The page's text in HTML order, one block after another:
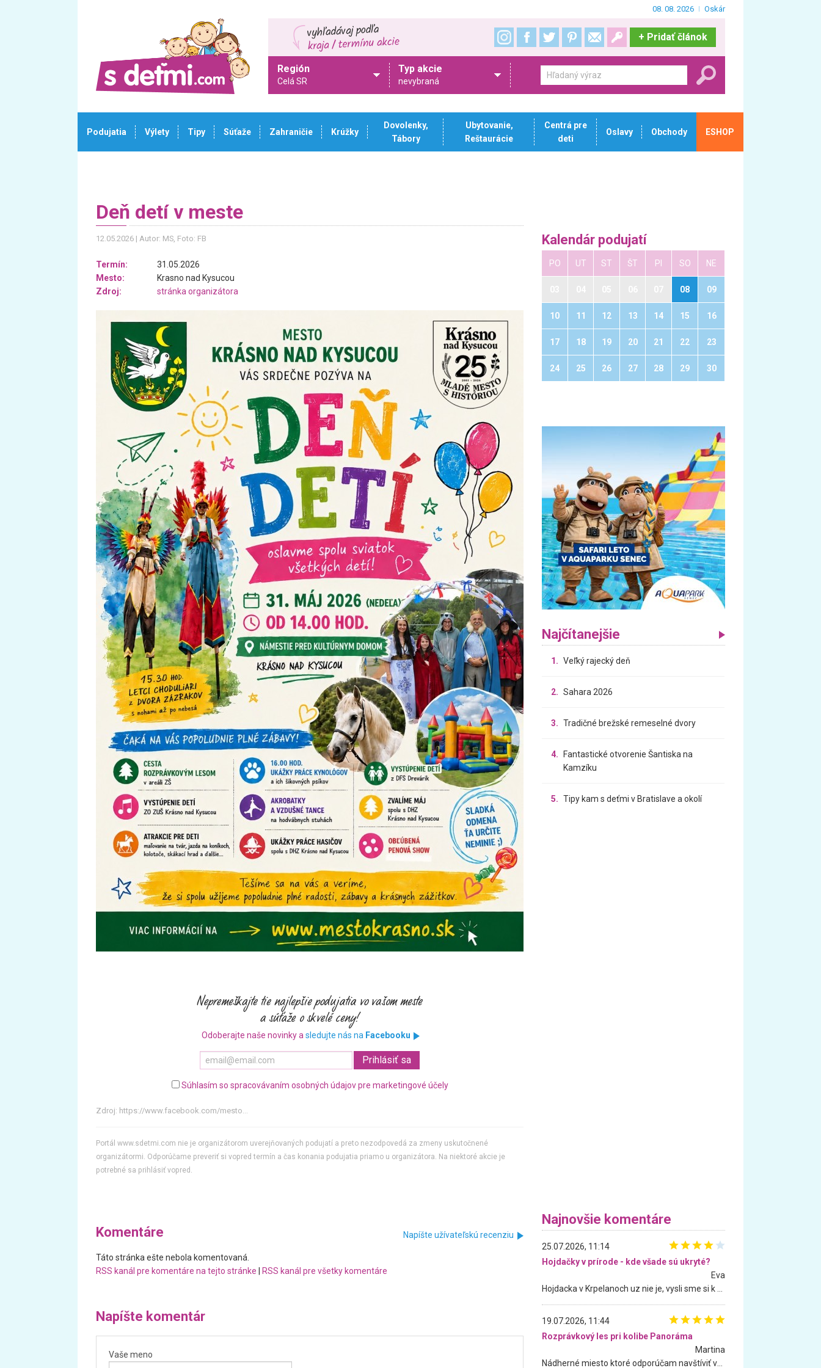
08. 08. 2026 Oskár
+ Pridať článok
Región
Celá SR
Typ akcie
nevybraná
Podujatia Výlety Tipy Súťaže Zahraničie Krúžky
Dovolenky,
Tábory
Ubytovanie,
Reštaurácie
Centrá pre
deti
Oslavy Obchody ESHOP
Deň detí v meste
12.05.2026 Autor: MS, Foto: FB
Termín:
31.05.2026
Mesto:
Krasno nad Kysucou
Zdroj:
stránka organizátora
Odoberajte naše novinky a sledujte nás na Facebooku
Súhlasím so spracovávaním osobných údajov pre marketingové účely
Zdroj: https://www.facebook.com/mesto...
Portál www.sdetmi.com nie je organizátorom uverejňovaných podujatí a preto nezodpovedá za zmeny uskutočnené
organizátormi. Odporúčame preveriť si vopred termín a čas konania podujatia priamo u organizátora. Na niektoré akcie je
potrebné sa prihlásiť vopred.
Komentáre Napíšte užívateľskú recenziu
Táto stránka ešte nebola komentovaná.
RSS kanál pre komentáre na tejto stránke
RSS kanál pre všetky komentáre
Napíšte komentár
Vaše meno
Kalendár podujatí
PO UT ST ŠT PI SO NE
08 09
10 11 12 13 14 15 16
17 18 19 20 21 22 23
24 25 26 27 28 29 30
Najčítanejšie
1. Veľký rajecký deň
2. Sahara 2026
3. Tradičné brežské remeselné dvory
4.
Fantastické otvorenie Šantiska na
Kamzíku
5. Tipy kam s deťmi v Bratislave a okolí
Najnovšie komentáre
25.07.2026, 11:14
Hojdačky v prírode - kde všade sú ukryté?
Eva
19.07.2026, 11:44
Rozprávkový les pri kolibe Panoráma
Martina